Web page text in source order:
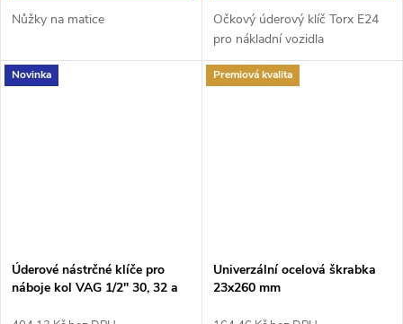
Nůžky na matice
Očkový úderový klíč Torx E24
pro nákladní vozidla
Novinka
Úderové nástrčné klíče pro
náboje kol VAG 1/2" 30, 32 a
Premiová kvalita
Univerzální ocelová škrabka
23x260 mm